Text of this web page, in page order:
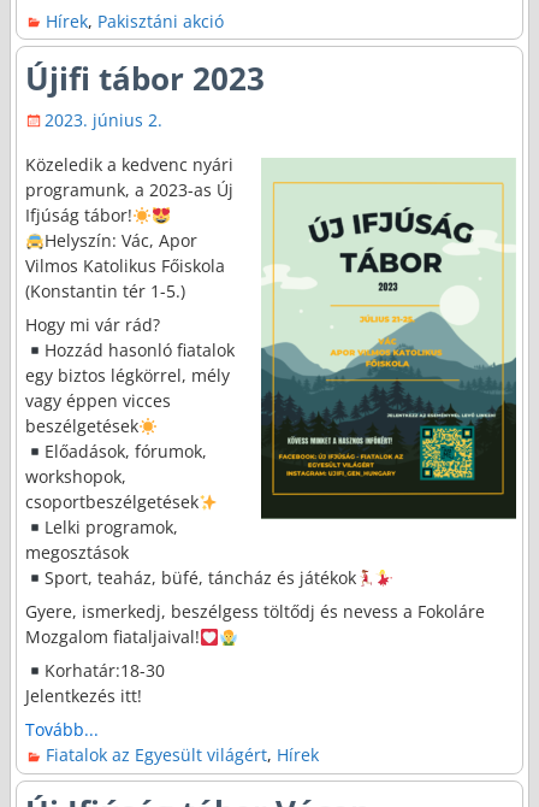
Hírek, Pakisztáni akció
Újifi tábor 2023
2023. június 2.
Közeledik a kedvenc nyári
programunk, a 2023-as Új
Ifjúság tábor!
Helyszín: Vác, Apor
Vilmos Katolikus Főiskola
(Konstantin tér 1-5.)
Hogy mi vár rád?
Hozzád hasonló fiatalok
egy biztos légkörrel, mély
vagy éppen vicces
beszélgetések
Előadások, fórumok,
workshopok,
csoportbeszélgetések
Lelki programok,
megosztások
Sport, teaház, büfé, táncház és játékok
Gyere, ismerkedj, beszélgess töltődj és nevess a Fokoláre
Mozgalom fiataljaival!
Korhatár:18-30
Jelentkezés itt!
Tovább...
Fiatalok az Egyesült világért, Hírek